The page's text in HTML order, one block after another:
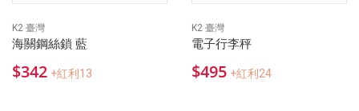
K2 臺灣
海關鋼絲鎖 藍
$342 +紅利13
K2 臺灣
電子行李秤
$495 +紅利24